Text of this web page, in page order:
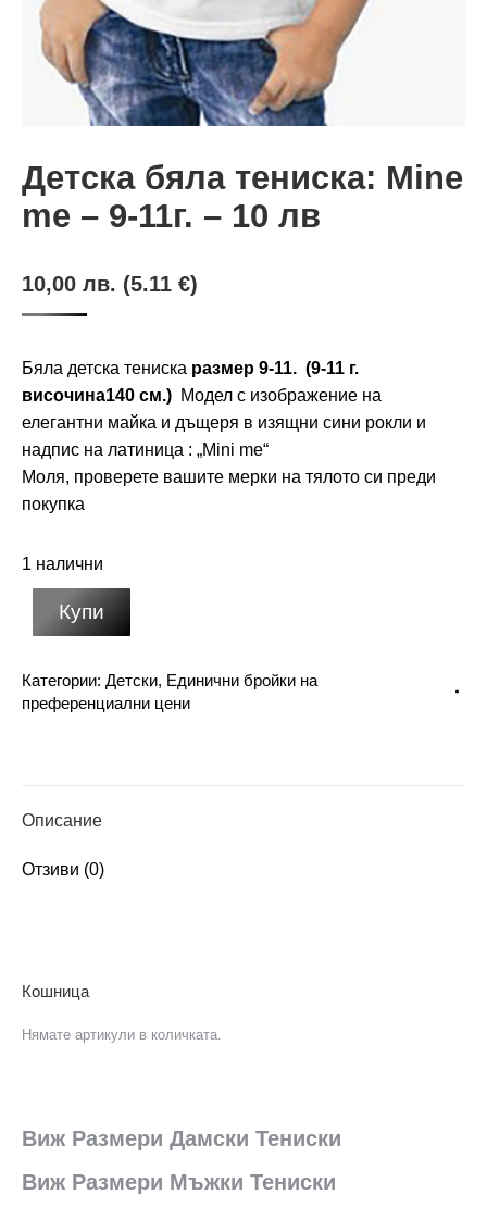
Детска бяла тениска: Mine
me – 9-11г. – 10 лв
10,00 лв. (5.11 €)
Бяла детска тениска размер 9-11. (9-11 г.
височина140 см.) Модел с изображение на
елегантни майка и дъщеря в изящни сини рокли и
надпис на латиница : „Mini me“
Моля, проверете вашите мерки на тялото си преди
покупка
1 налични
Купи
Категории: Детски, Единични бройки на
преференциални цени
Описание
Отзиви (0)
Кошница
Нямате артикули в количката.
Виж Размери Дамски Тениски
Виж Размери Мъжки Тениски